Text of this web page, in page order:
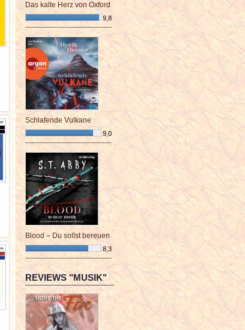
Das kalte Herz von Oxford
9,8
¯¯¯¯¯¯¯¯¯¯¯¯¯¯¯¯¯¯¯¯¯¯¯¯
Schlafende Vulkane
9,0
¯¯¯¯¯¯¯¯¯¯¯¯¯¯¯¯¯¯¯¯¯¯¯¯
Blood – Du sollst bereuen
8,3
¯¯¯¯¯¯¯¯¯¯¯¯¯¯¯¯¯¯¯¯¯¯¯¯
REVIEWS "MUSIK"